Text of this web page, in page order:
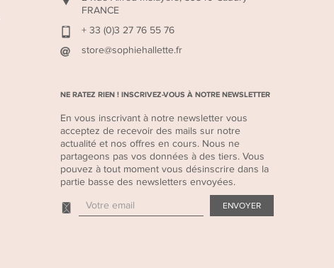
FRANCE
+ 33 (0)3 27 76 55 76
store@sophiehallette.fr
NE RATEZ RIEN ! INSCRIVEZ-VOUS À NOTRE NEWSLETTER
En vous inscrivant à notre newsletter vous
acceptez de recevoir des mails sur notre
actualité et nos offres en cours. Nous ne
partageons pas vos données à des tiers. Vous
pouvez à tout moment vous désinscrire dans la
partie basse des newsletters envoyées.